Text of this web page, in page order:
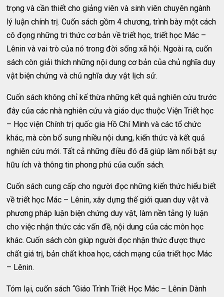
trọng và cần thiết cho giảng viên và sinh viên chuyên ngành
lý luận chính trị. Cuốn sách gồm 4 chương, trình bày một cách
cô đọng những tri thức cơ bản về triết học, triết học Mác –
Lênin và vai trò của nó trong đời sống xã hội. Ngoài ra, cuốn
sách còn giải thích những nội dung cơ bản của chủ nghĩa duy
vật biện chứng và chủ nghĩa duy vật lịch sử.
Cuốn sách không chỉ kế thừa những kết quả nghiên cứu trước
đây của các nhà nghiên cứu và giáo dục thuộc Viện Triết học
– Học viện Chính trị quốc gia Hồ Chí Minh và các tổ chức
khác, mà còn bổ sung nhiều nội dung, kiến thức và kết quả
nghiên cứu mới. Tất cả những điều đó đã giúp làm nổi bật sự
hữu ích và thông tin phong phú của cuốn sách.
Cuốn sách cung cấp cho người đọc những kiến thức hiểu biết
về triết học Mác – Lênin, xây dựng thế giới quan duy vật và
phương pháp luận biện chứng duy vật, làm nền tảng lý luận
cho việc nhận thức các vấn đề, nội dung của các môn học
khác. Cuốn sách còn giúp người đọc nhận thức được thực
chất giá trị, bản chất khoa học, cách mạng của triết học Mác
– Lênin.
Tóm lại, cuốn sách “Giáo Trình Triết Học Mác – Lênin Dành